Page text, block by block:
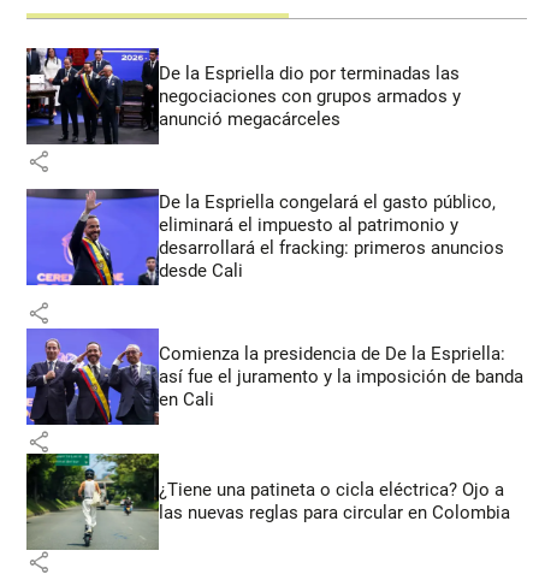
De la Espriella dio por terminadas las
negociaciones con grupos armados y
anunció megacárceles
share
De la Espriella congelará el gasto público,
eliminará el impuesto al patrimonio y
desarrollará el fracking: primeros anuncios
desde Cali
share
Comienza la presidencia de De la Espriella:
así fue el juramento y la imposición de banda
en Cali
share
¿Tiene una patineta o cicla eléctrica? Ojo a
las nuevas reglas para circular en Colombia
share